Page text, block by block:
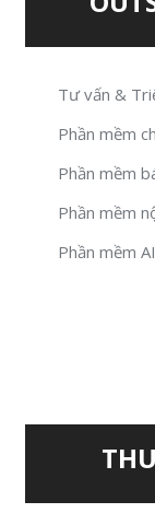
Tư vấn &
Phần mềm
Phần mềm
Phần mềm
Phần mềm